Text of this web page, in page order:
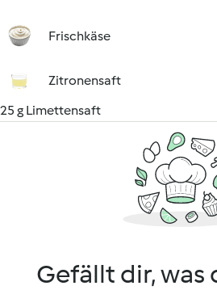
Frischkäse
Zitronensaft
25 g Limettensaft
Gefällt dir, was